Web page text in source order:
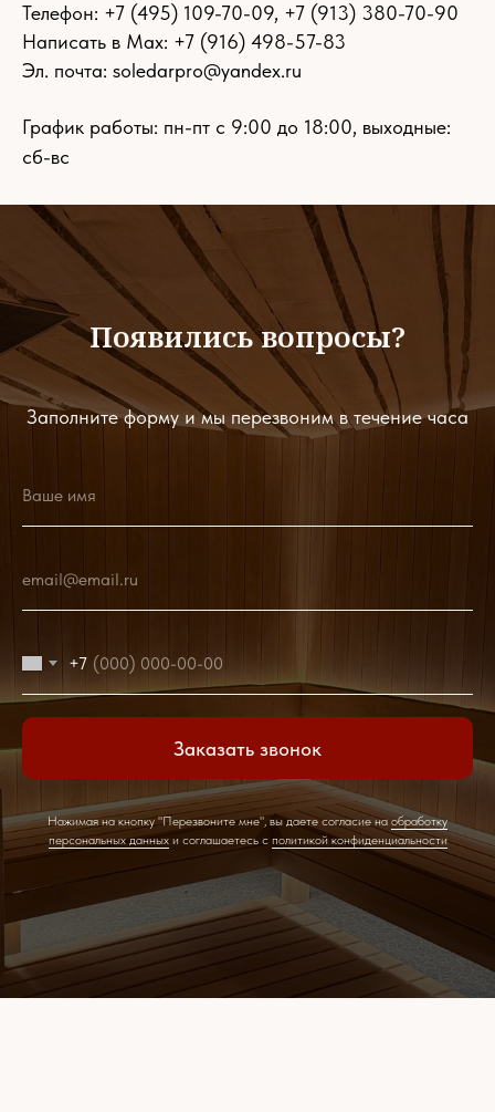
Телефон: +7 (495) 109-70-09, +7 (913) 380-70-90
Написать в Max: +7 (916) 498-57-83
Эл. почта: soledarpro@yandex.ru
График работы: пн-пт с 9:00 до 18:00, выходные:
сб-вс
Появились вопросы?
Заполните форму и мы перезвоним в течение часа
Ваше имя
email@email.ru
+7
Заказать звонок
Нажимая на кнопку "Перезвоните мне", вы даете согласие наобработку
персональных данныхи соглашаетесь c политикой конфиденциальности